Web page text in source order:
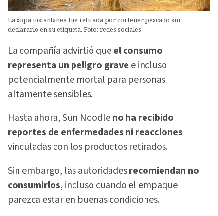
La sopa instantánea fue retirada por contener pescado sin
declararlo en su etiqueta. Foto: redes sociales
La compañía advirtió queel consumo
representa un peligro grave e incluso
potencialmente mortal para personas
altamente sensibles.
Hasta ahora, Sun Noodleno ha recibido
reportes de enfermedades ni reacciones
vinculadas con los productos retirados.
Sin embargo, las autoridadesrecomiendan no
consumirlos, incluso cuando el empaque
parezca estar en buenas condiciones.